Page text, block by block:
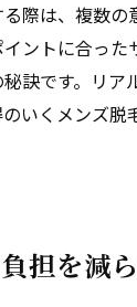
際は、複数の
ントに合った
訣です。リア
いくメンズ脱
担を減